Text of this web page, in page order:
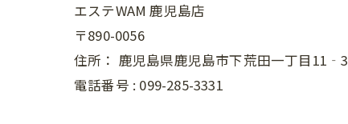
エステWAM 鹿児島店
〒890-0056
住所： 鹿児島県鹿児島市下荒田一丁目11‐3
電話番号 : 099-285-3331